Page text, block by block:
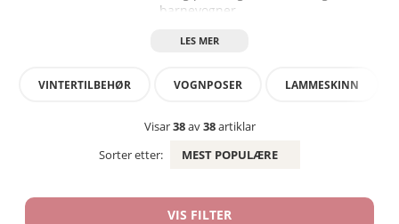
barnevogner.
VINTERTILBEHØR VOGNPOSER LAMMESKINN
Visar38av38artiklar
Sorter etter:
MEST POPULÆRE
VIS FILTER